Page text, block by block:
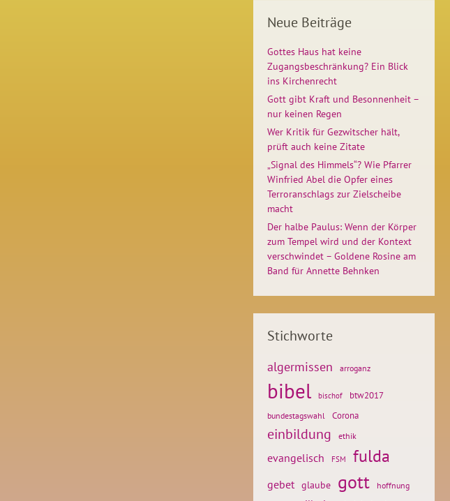
Neue Beiträge
Gottes Haus hat keine
Zugangsbeschränkung? Ein Blick
ins Kirchenrecht
Gott gibt Kraft und Besonnenheit –
nur keinen Regen
Wer Kritik für Gezwitscher hält,
prüft auch keine Zitate
„Signal des Himmels“? Wie Pfarrer
Winfried Abel die Opfer eines
Terroranschlags zur Zielscheibe
macht
Der halbe Paulus: Wenn der Körper
zum Tempel wird und der Kontext
verschwindet – Goldene Rosine am
Band für Annette Behnken
Stichworte
algermissen arroganz
bibel bischof btw2017
bundestagswahl Corona
einbildung ethik
evangelisch FSM fulda
gebet glaube gott
hoffnung